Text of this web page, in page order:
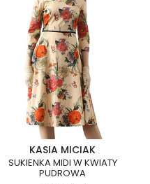
KASIA MICIAK
SUKIENKA MIDI W KWIATY
PUDROWA